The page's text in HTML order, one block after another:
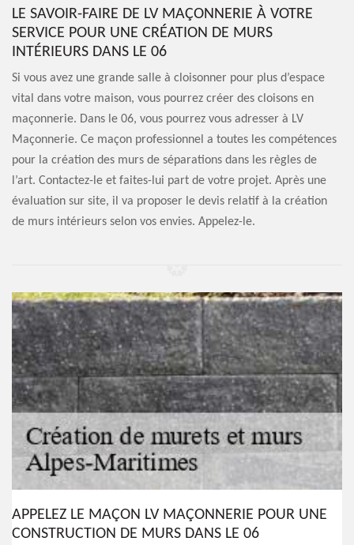
LE SAVOIR-FAIRE DE LV MAÇONNERIE À VOTRE
SERVICE POUR UNE CRÉATION DE MURS
INTÉRIEURS DANS LE 06
Si vous avez une grande salle à cloisonner pour plus d’espace
vital dans votre maison, vous pourrez créer des cloisons en
maçonnerie. Dans le 06, vous pourrez vous adresser à LV
Maçonnerie. Ce maçon professionnel a toutes les compétences
pour la création des murs de séparations dans les règles de
l’art. Contactez-le et faites-lui part de votre projet. Après une
évaluation sur site, il va proposer le devis relatif à la création
de murs intérieurs selon vos envies. Appelez-le.
APPELEZ LE MAÇON LV MAÇONNERIE POUR UNE
CONSTRUCTION DE MURS DANS LE 06